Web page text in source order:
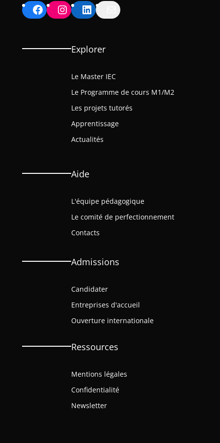
Facebook Instagram LinkedIn
Explorer
Le Master IEC
Le Programme de cours M1/M2
Les projets tutorés
Apprentissage
Actualités
Aide
L'équipe pédagogique
Le comité de perfectionnement
Contacts
Admissions
Candidater
Entreprises d'accueil
Ouverture internationale
Ressources
Mentions légales
Confidentialité
Newsletter